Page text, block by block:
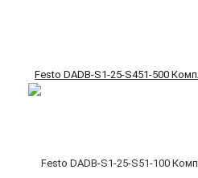
Festo DADB-S1-25-S451-500